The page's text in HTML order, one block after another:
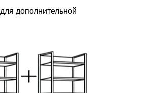
дополнительной